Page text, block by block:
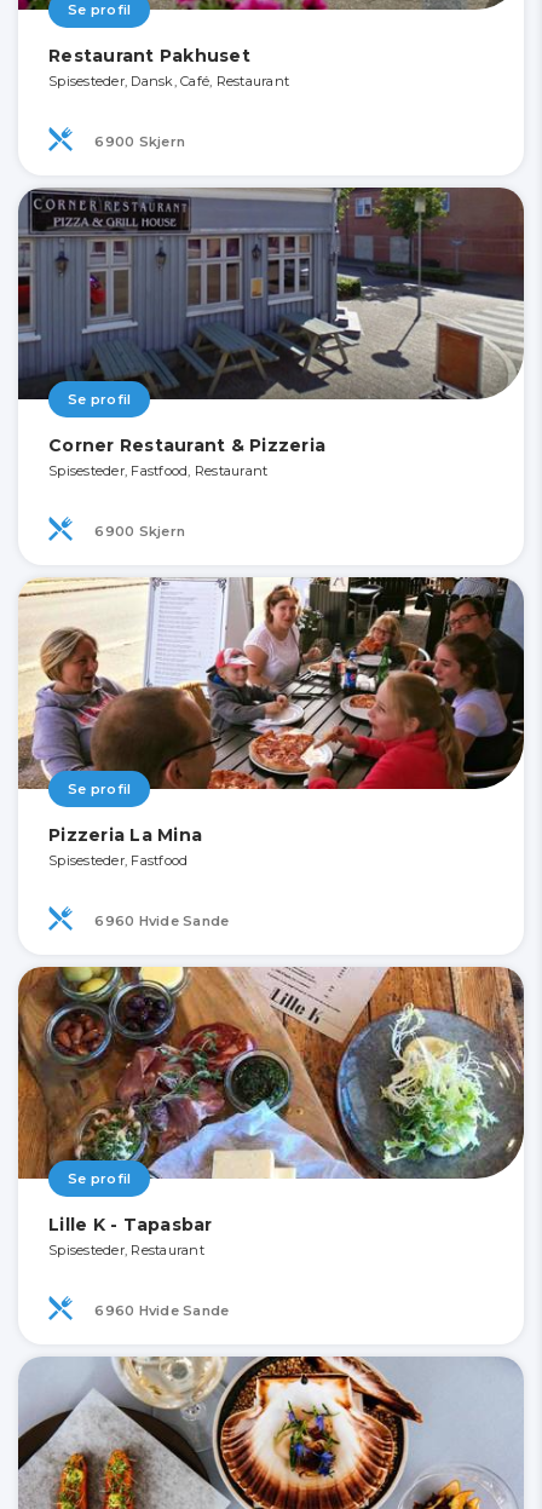
Se profil
Restaurant Pakhuset
Spisesteder, Dansk, Café, Restaurant
6900 Skjern
Se profil
Corner Restaurant & Pizzeria
Spisesteder, Fastfood, Restaurant
6900 Skjern
Se profil
Pizzeria La Mina
Spisesteder, Fastfood
6960 Hvide Sande
Se profil
Lille K - Tapasbar
Spisesteder, Restaurant
6960 Hvide Sande